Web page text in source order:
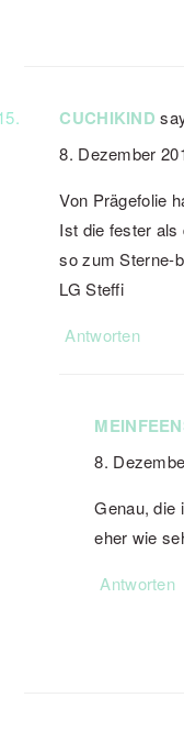
CUCHIKIND
8. Dezember
Von Prägefolie
Ist die fester als
so zum Sterne-
LG Steffi
Antworten
8.
Genau, die
eher wie
Antworten